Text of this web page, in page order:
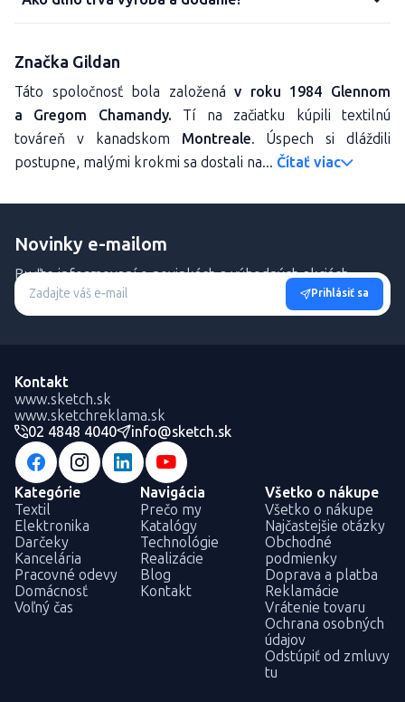
Značka Gildan
Táto spoločnosť bola založenáv roku 1984 Glennom
a Gregom Chamandy. Tí na začiatku kúpili textilnú
továreň v kanadskom Montreale. Úspech si dláždili
postupne, malými krokmi sa dostali na... Čítať viac
Novinky e-mailom
Buďte informovaní o novinkách a výhodných akciách.
Prihlásiť sa
Kontakt
www.sketch.sk
www.sketchreklama.sk
02 4848 4040
info@sketch.sk
Kategórie
Textil
Elektronika
Darčeky
Kancelária
Pracovné odevy
Domácnosť
Voľný čas
Navigácia
Prečo my
Katalógy
Technológie
Realizácie
Blog
Kontakt
Všetko o nákupe
Všetko o nákupe
Najčastejšie otázky
Obchodné
podmienky
Doprava a platba
Reklamácie
Vrátenie tovaru
Ochrana osobných
údajov
Odstúpiť od zmluvy
tu